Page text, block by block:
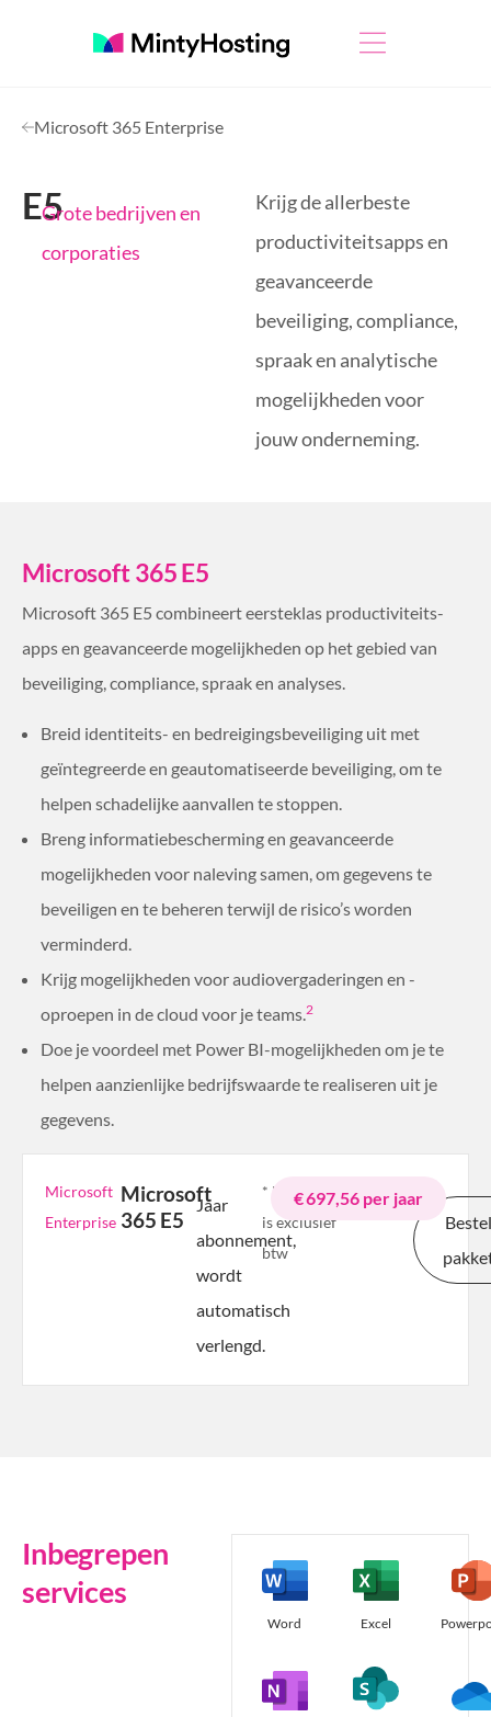
Microsoft 365 Enterprise
E5Grote bedrijven en
corporaties
Krijg de allerbeste
productiviteitsapps en
geavanceerde
beveiliging, compliance,
spraak en analytische
mogelijkheden voor
jouw onderneming.
Microsoft 365 E5
Microsoft 365 E5 combineert eersteklas productiviteits-
apps en geavanceerde mogelijkheden op het gebied van
beveiliging, compliance, spraak en analyses.
Breid identiteits- en bedreigingsbeveiliging uit met
geïntegreerde en geautomatiseerde beveiliging, om te
helpen schadelijke aanvallen te stoppen.
Breng informatiebescherming en geavanceerde
mogelijkheden voor naleving samen, om gegevens te
beveiligen en te beheren terwijl de risico’s worden
verminderd.
Krijg mogelijkheden voor audiovergaderingen en -
oproepen in de cloud voor je teams.2
Doe je voordeel met Power BI-mogelijkheden om je te
helpen aanzienlijke bedrijfswaarde te realiseren uit je
gegevens.
Microsoft
Enterprise
Microsoft
365 E5
Jaar
abonnement,
wordt
automatisch
verlengd.
* De prijs
is exclusief
btw
Bestel
€ 697,56 per jaar
Inbegrepen
services
Word Excel